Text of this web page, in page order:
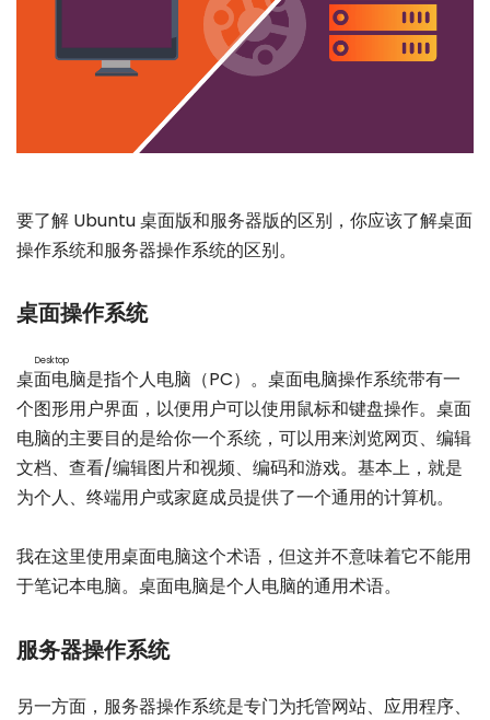
要了解 Ubuntu 桌面版和服务器版的区别，你应该了解桌面
操作系统和服务器操作系统的区别。
桌面操作系统
桌面电脑
Desktop
是指个人电脑（PC）。桌面电脑操作系统带有一
个图形用户界面，以便用户可以使用鼠标和键盘操作。桌面
电脑的主要目的是给你一个系统，可以用来浏览网页、编辑
文档、查看/编辑图片和视频、编码和游戏。基本上，就是
为个人、终端用户或家庭成员提供了一个通用的计算机。
我在这里使用桌面电脑这个术语，但这并不意味着它不能用
于笔记本电脑。桌面电脑是个人电脑的通用术语。
服务器操作系统
另一方面，服务器操作系统是专门为托管网站、应用程序、